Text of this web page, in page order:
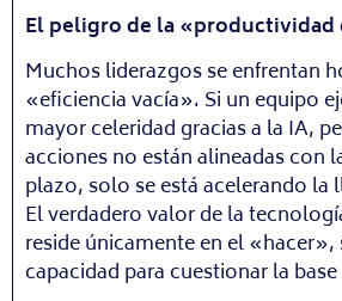
El peligro de la «productividad
Muchos liderazgos se enfrentan
«eficiencia vacía». Si un equipo
mayor celeridad gracias a la IA,
acciones no están alineadas con
plazo, solo se está acelerando la
El verdadero valor de la
reside únicamente en el «hacer»,
capacidad para cuestionar la